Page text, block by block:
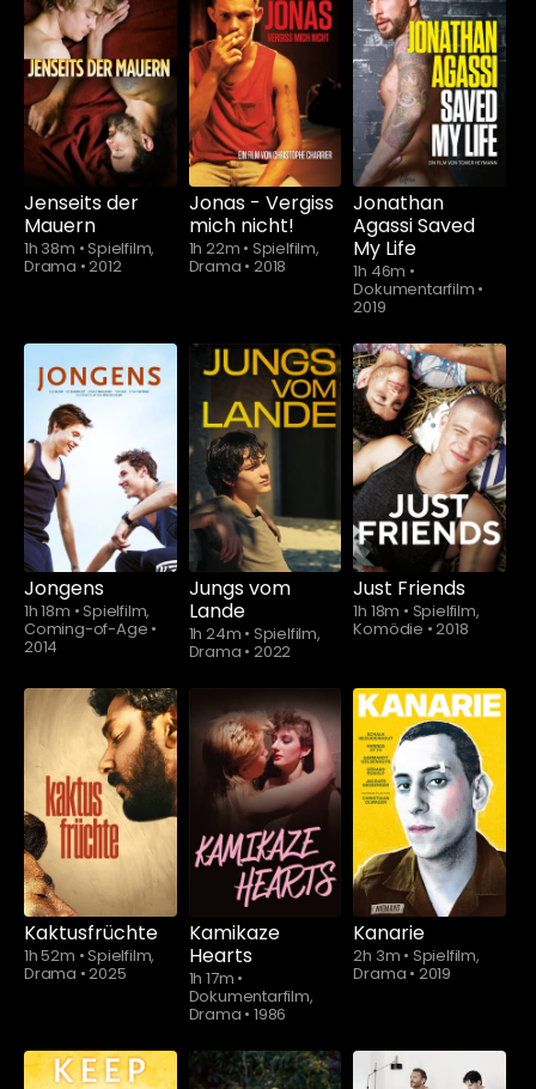
Jenseits der
Mauern
1h 38m • Spielfilm,
Drama •2012
Jonas - Vergiss
mich nicht!
1h 22m • Spielfilm,
Drama • 2018
Jonathan
Agassi Saved
My Life
1h 46m •
Dokumentarfilm •
2019
Jongens
1h 18m • Spielfilm,
Coming-of-Age •
2014
Jungs vom
Lande
1h 24m • Spielfilm,
Drama • 2022
Just Friends
1h 18m • Spielfilm,
Komödie •2018
Schauen Sie
ab$5.90
Kaktusfrüchte
1h 52m • Spielfilm,
Drama •2025
Schauen Sie
$5.90
Kamikaze
Hearts
1h 17m •
Dokumentarfilm,
Drama • 1986
Kanarie
2h 3m • Spielfilm,
Drama • 2019